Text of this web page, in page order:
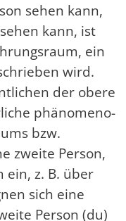
sehen kann,
kann, ist
ein
wird.
der obere
phänomeno­
bzw.
zweite Person,
ein, z. B. über
sich eine
Person (du)